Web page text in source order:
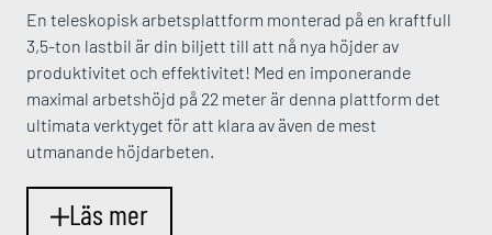
En teleskopisk arbetsplattform monterad på en kraftfull
3,5-ton lastbil är din biljett till att nå nya höjder av
produktivitet och effektivitet! Med en imponerande
maximal arbetshöjd på 22 meter är denna plattform det
ultimata verktyget för att klara av även de mest
utmanande höjdarbeten.
Läs mer